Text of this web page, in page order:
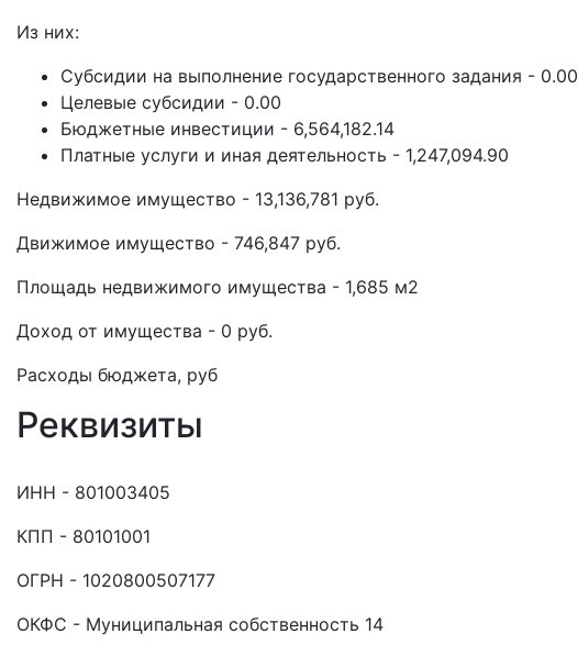
Из них:
Субсидии на выполнение государственного задания - 0.00
Целевые субсидии - 0.00
Бюджетные инвестиции - 6,564,182.14
Платные услуги и иная деятельность - 1,247,094.90
Недвижимое имущество - 13,136,781 руб.
Движимое имущество - 746,847 руб.
Площадь недвижимого имущества - 1,685 м2
Доход от имущества - 0 руб.
Расходы бюджета, руб
Реквизиты
ИНН - 801003405
КПП - 80101001
ОГРН - 1020800507177
ОКФС - Муниципальная собственность 14